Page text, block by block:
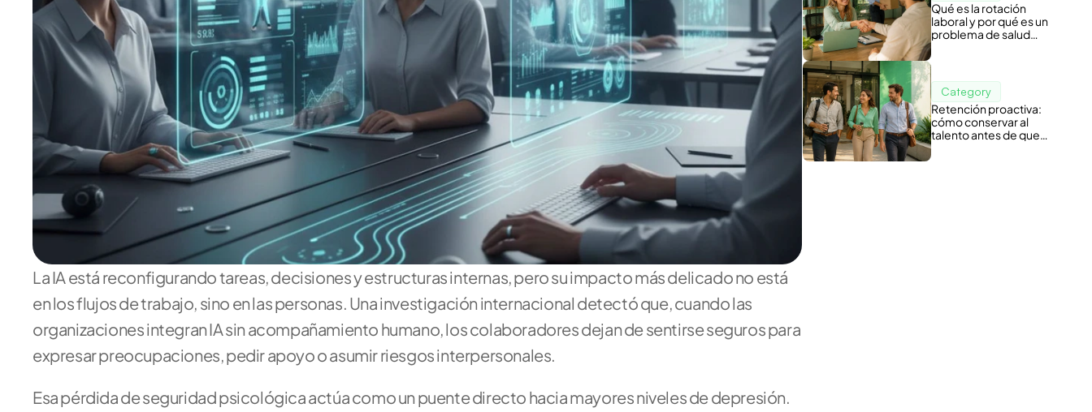
La IA está reconfigurando tareas, decisiones y estructuras internas, pero su impacto más delicado no está
en los flujos de trabajo, sino en las personas. Una investigación internacional detectó que, cuando las
organizaciones integran IA sin acompañamiento humano, los colaboradores dejan de sentirse seguros para
expresar preocupaciones, pedir apoyo o asumir riesgos interpersonales.
Esa pérdida de seguridad psicológica actúa como un puente directo hacia mayores niveles de depresión.
Qué es la rotación
laboral y por qué es un
problema de salud
Category
Retención proactiva:
cómo conservar al
talento antes de que